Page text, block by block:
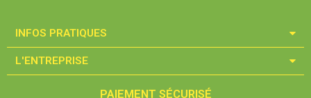
INFOS PRATIQUES​
L'ENTREPRISE​
PAIEMENT SÉCURISÉ